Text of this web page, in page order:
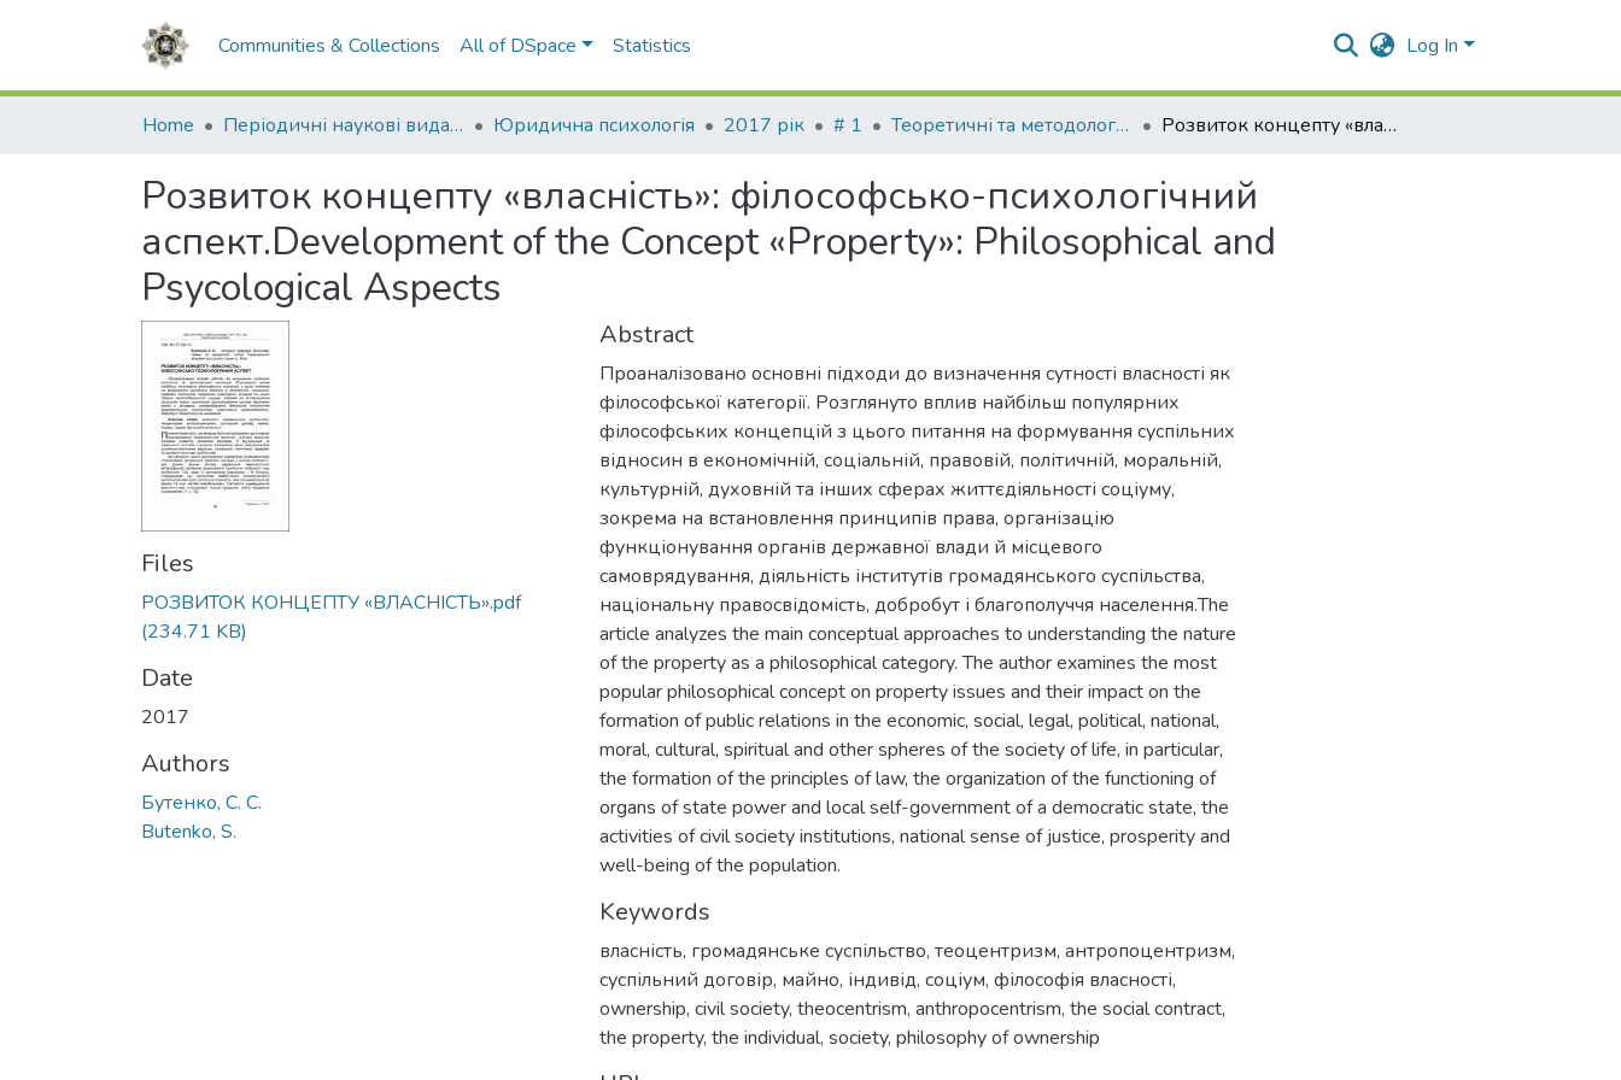
Communities & Collections All of DSpace Statistics Log In
Home Періодичні наукові видання НАВС Юридична психологія 2017 рік # 1 Теоретичні та методологічні проблеми юридичної психології Розвиток концепту «власність»: філософсько-психологічний аспект.Development of the Concept «Property»: Philosophical and Psycological Aspects
Розвиток концепту «власність»: філософсько-психологічний
аспект.Development of the Concept «Property»: Philosophical and
Psycological Aspects
Files
РОЗВИТОК КОНЦЕПТУ «ВЛАСНІСТЬ».pdf
(234.71 KB)
Date
2017
Authors
Бутенко, С. С.
Butenko, S.
Abstract
Проаналізовано основні підходи до визначення сутності власності як
філософської категорії. Розглянуто вплив найбільш популярних
філософських концепцій з цього питання на формування суспільних
відносин в економічній, соціальній, правовій, політичній, моральній,
культурній, духовній та інших сферах життєдіяльності соціуму,
зокрема на встановлення принципів права, організацію
функціонування органів державної влади й місцевого
самоврядування, діяльність інститутів громадянського суспільства,
національну правосвідомість, добробут і благополуччя населення.The
article analyzes the main conceptual approaches to understanding the nature
of the property as a philosophical category. The author examines the most
popular philosophical concept on property issues and their impact on the
formation of public relations in the economic, social, legal, political, national,
moral, cultural, spiritual and other spheres of the society of life, in particular,
the formation of the principles of law, the organization of the functioning of
organs of state power and local self-government of a democratic state, the
activities of civil society institutions, national sense of justice, prosperity and
well-being of the population.
Keywords
власність, громадянське суспільство, теоцентризм, антропоцентризм,
суспільний договір, майно, індивід, соціум, філософія власності,
ownership, civil society, theocentrism, anthropocentrism, the social contract,
the property, the individual, society, philosophy of ownership